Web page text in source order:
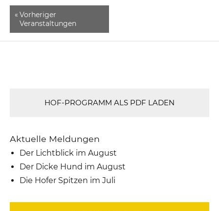
« Vorheriger
Veranstaltungen
HOF-PROGRAMM ALS PDF LADEN
Aktuelle Meldungen
Der Lichtblick im August
Der Dicke Hund im August
Die Hofer Spitzen im Juli